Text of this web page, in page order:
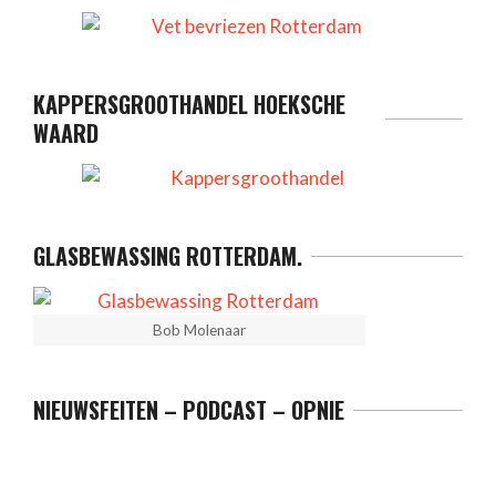
KAPPERSGROOTHANDEL HOEKSCHE
WAARD
GLASBEWASSING ROTTERDAM.
Bob Molenaar
NIEUWSFEITEN – PODCAST – OPNIE